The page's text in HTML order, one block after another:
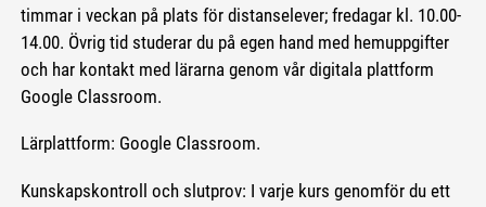
timmar i veckan på plats för distanselever; fredagar kl. 10.00-
14.00. Övrig tid studerar du på egen hand med hemuppgifter
och har kontakt med lärarna genom vår digitala plattform
Google Classroom.
Lärplattform: Google Classroom.
Kunskapskontroll och slutprov: I varje kurs genomför du ett